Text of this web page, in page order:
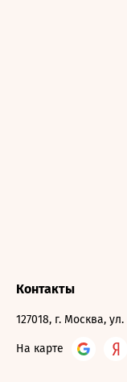
Контакты
127018, г. Москва,
На карте